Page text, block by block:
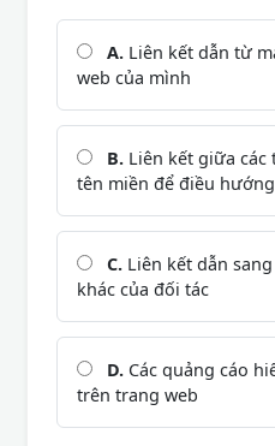
A. Liên kết dẫn từ
web của mình
B. Liên kết giữa
tên miền để điều
C. Liên kết dẫn
khác của đối tác
D. Các quảng cáo
trên trang web